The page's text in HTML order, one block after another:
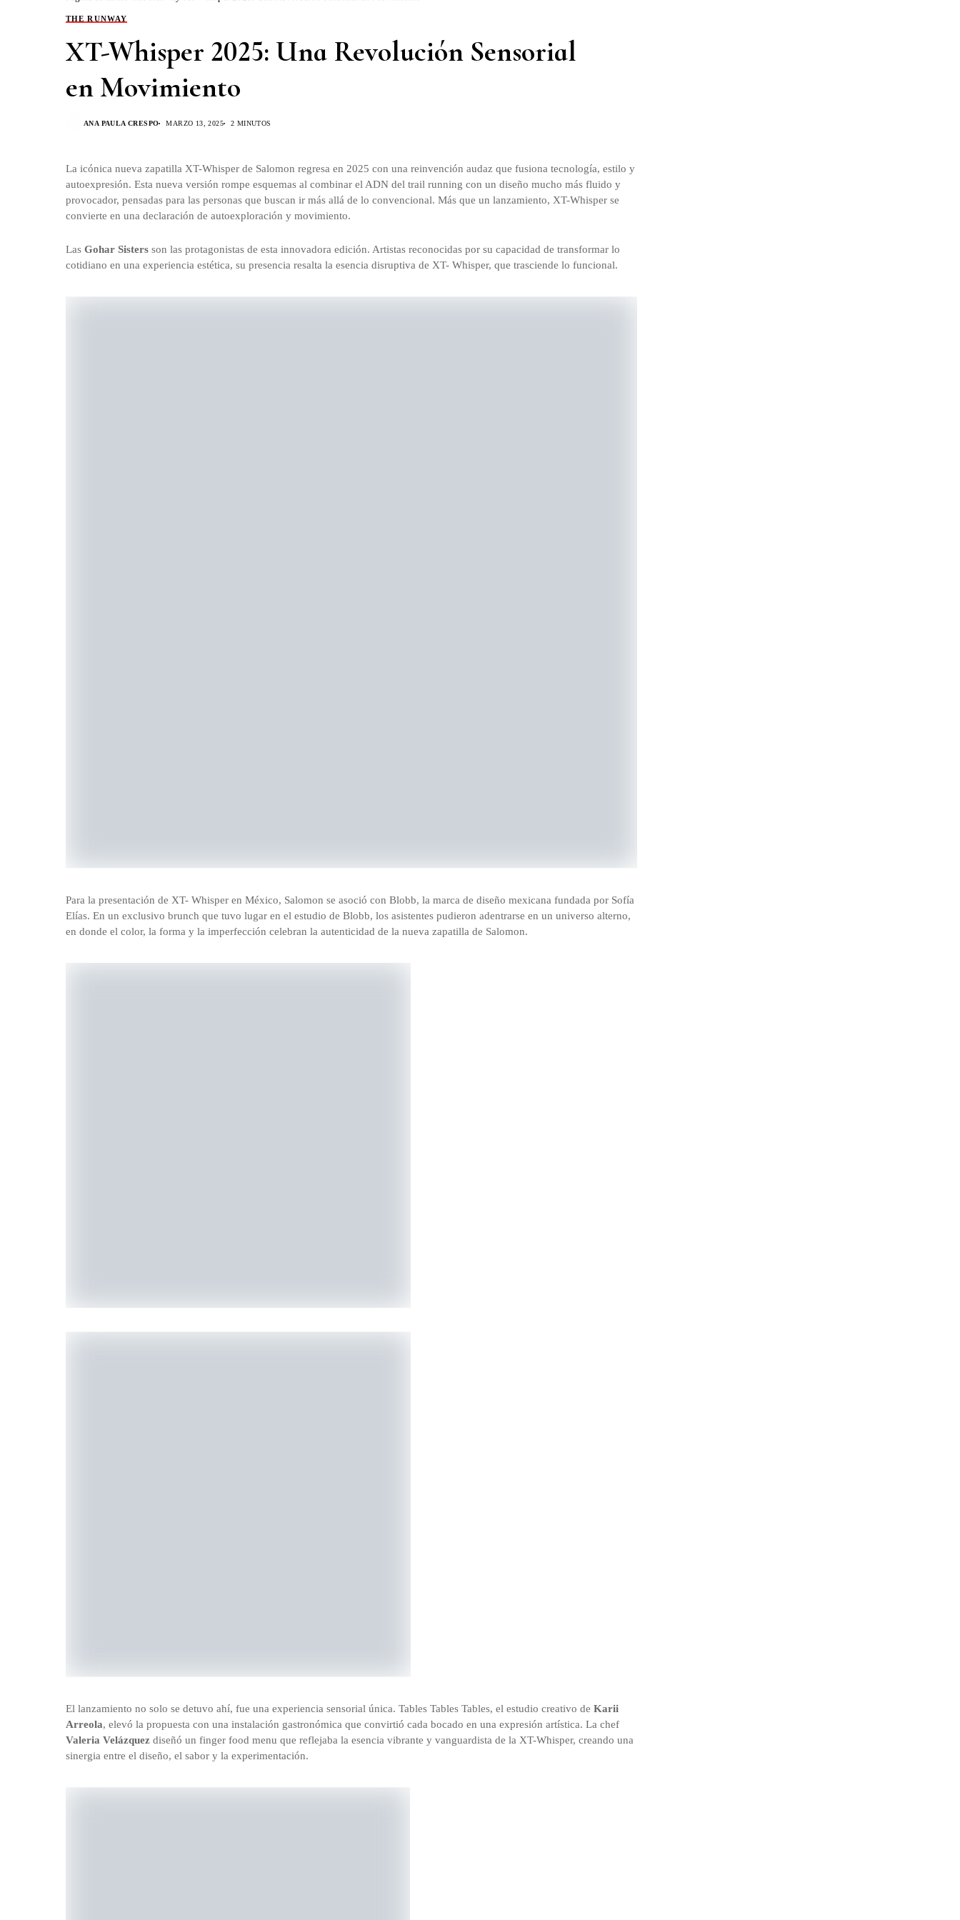
THE RUNWAY
XT-Whisper 2025: Una Revolución Sensorial
en Movimiento
ANA PAULA CRESPO MARZO 13, 2025 2 MINUTOS
La icónica nueva zapatilla XT-Whisper de Salomon regresa en 2025 con una reinvención audaz que fusiona tecnología, estilo y
autoexpresión. Esta nueva versión rompe esquemas al combinar el ADN del trail running con un diseño mucho más fluido y
provocador, pensadas para las personas que buscan ir más allá de lo convencional. Más que un lanzamiento, XT-Whisper se
convierte en una declaración de autoexploración y movimiento.
Las Gohar Sisters son las protagonistas de esta innovadora edición. Artistas reconocidas por su capacidad de transformar lo
cotidiano en una experiencia estética, su presencia resalta la esencia disruptiva de XT- Whisper, que trasciende lo funcional.
Para la presentación de XT- Whisper en México, Salomon se asoció con Blobb, la marca de diseño mexicana fundada por Sofía
Elías. En un exclusivo brunch que tuvo lugar en el estudio de Blobb, los asistentes pudieron adentrarse en un universo alterno,
en donde el color, la forma y la imperfección celebran la autenticidad de la nueva zapatilla de Salomon.
El lanzamiento no solo se detuvo ahí, fue una experiencia sensorial única. Tables Tables Tables, el estudio creativo de Karii
Arreola, elevó la propuesta con una instalación gastronómica que convirtió cada bocado en una expresión artística. La chef
Valeria Velázquez diseñó un finger food menu que reflejaba la esencia vibrante y vanguardista de la XT-Whisper, creando una
sinergia entre el diseño, el sabor y la experimentación.